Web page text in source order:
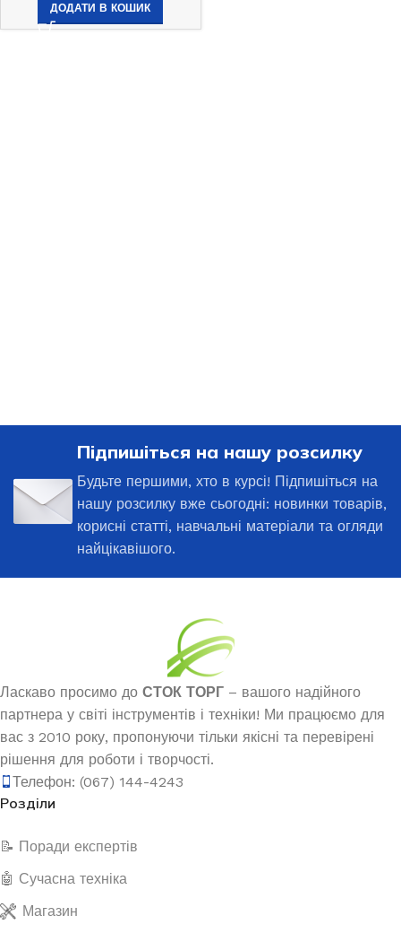
ДОДАТИ В КОШИК
Підпишіться на нашу розсилку
Будьте першими, хто в курсі! Підпишіться на
нашу розсилку вже сьогодні: новинки товарів,
корисні статті, навчальні матеріали та огляди
найцікавішого.
Ласкаво просимо до СТОК ТОРГ – вашого надійного
партнера у світі інструментів і техніки! Ми працюємо для
вас з 2010 року, пропонуючи тільки якісні та перевірені
рішення для роботи і творчості.
Телефон: (067) 144-4243
Розділи
📝 Поради експертів
🤖 Сучасна техніка
Магазин